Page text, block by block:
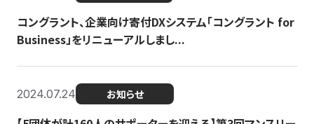
コングラント、企業向け寄付DXシステム「コングラント for
Business」をリニューアルしまし...
2024.07.24 お知らせ